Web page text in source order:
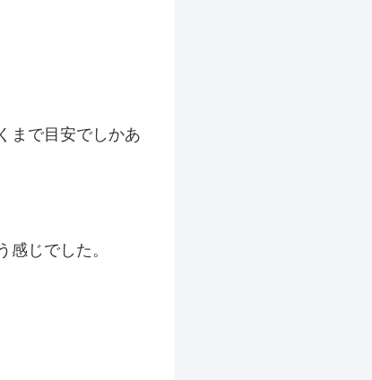
まで目安でしかあ
じでした。